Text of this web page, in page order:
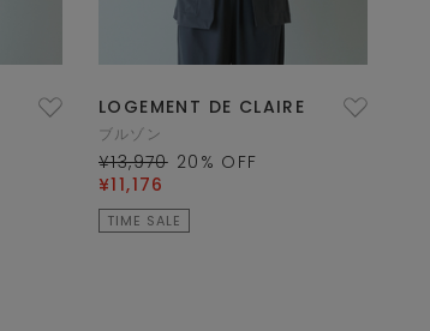
LOGEMENT DE CLAIRE
ブルゾン
¥13,970 20 % OFF
¥11,176
TIME SALE